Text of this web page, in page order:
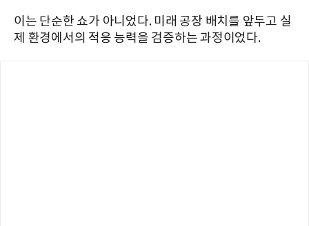
이는 단순한 쇼가 아니었다. 미래 공장 배치를 앞두고 실
제 환경에서의 적응 능력을 검증하는 과정이었다.